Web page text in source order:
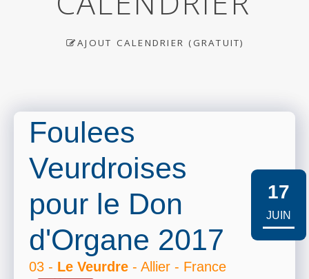
AJOUT CALENDRIER (GRATUIT)
Foulees
Veurdroises
pour le Don
d'Organe 2017
03 - Le Veurdre - Allier - France
17
JUIN